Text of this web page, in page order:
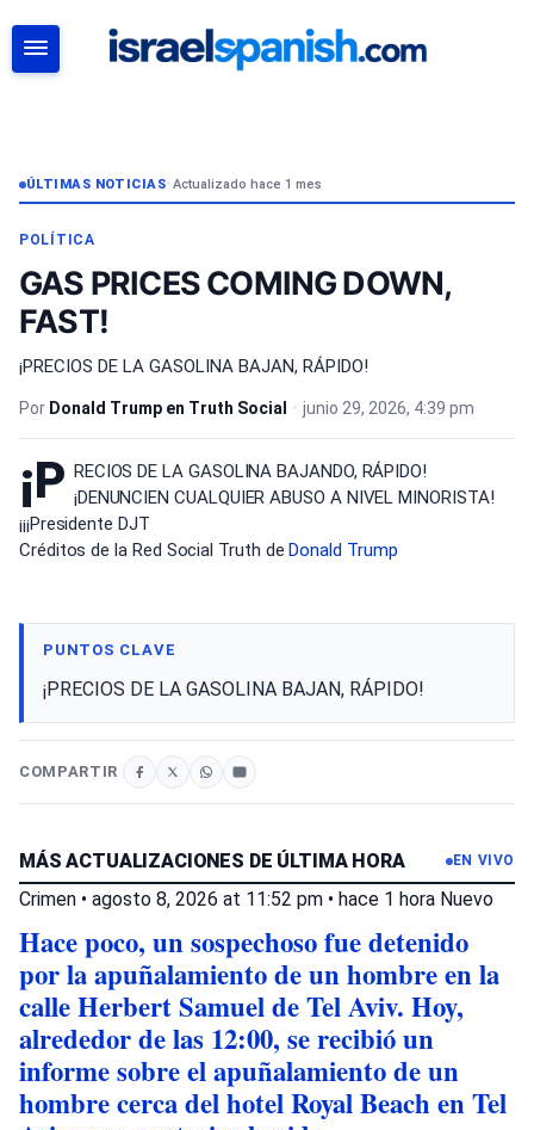
ÚLTIMAS NOTICIAS• Actualizado hace 1 mes
POLÍTICA
GAS PRICES COMING DOWN,
FAST!
¡PRECIOS DE LA GASOLINA BAJAN, RÁPIDO!
Por Donald Trump en Truth Social • junio 29, 2026, 4:39 pm
¡P RECIOS DE LA GASOLINA BAJANDO, RÁPIDO!
¡DENUNCIEN CUALQUIER ABUSO A NIVEL MINORISTA!
¡¡¡Presidente DJT
Créditos de la Red Social Truth deDonald Trump
PUNTOS CLAVE
¡PRECIOS DE LA GASOLINA BAJAN, RÁPIDO!
COMPARTIR
MÁS ACTUALIZACIONES DE ÚLTIMA HORA EN VIVO
Crimen • agosto 8, 2026 at 11:52 pm • hace 1 hora Nuevo
Hace poco, un sospechoso fue detenido
por la apuñalamiento de un hombre en la
calle Herbert Samuel de Tel Aviv. Hoy,
alrededor de las 12:00, se recibió un
informe sobre el apuñalamiento de un
hombre cerca del hotel Royal Beach en Tel